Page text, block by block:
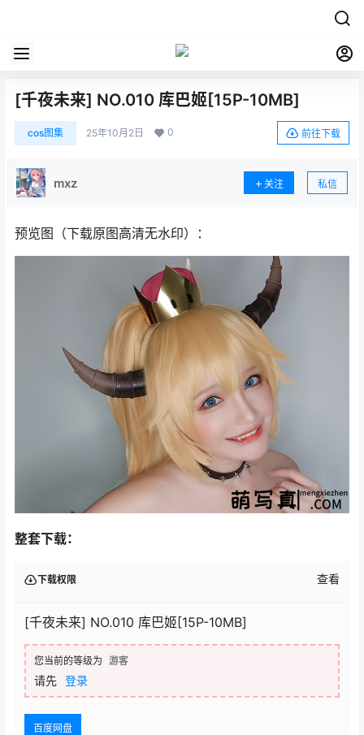
[千夜未来] NO.010 库巴姬[15P-10MB]
cos图集 25年10月2日 0 前往下载
mxz 关注 私信
预览图（下载原图高清无水印）：
整套下载：
下载权限 查看
[千夜未来] NO.010 库巴姬[15P-10MB]
您当前的等级为 游客
请先 登录
百度网盘